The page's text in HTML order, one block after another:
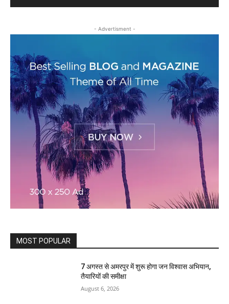
- Advertisment -
MOST POPULAR
7 अगस्त से अमरपुर में शुरू होगा जन विश्वास अभियान,
तैयारियों की समीक्षा
August 6, 2026